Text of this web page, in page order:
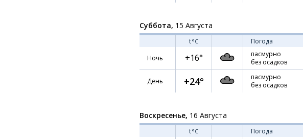
Суббота, 15 Августа
t°C Погода
Ночь
+16°
пасмурно
без осадков
День +24°
пасмурно
без осадков
Воскресенье, 16 Августа
t°C Погода